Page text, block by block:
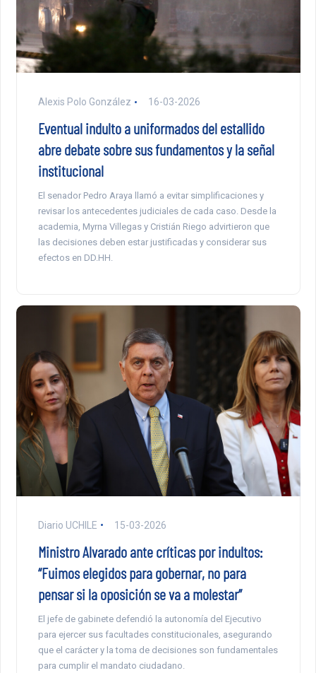
Alexis Polo González 16-03-2026
Eventual indulto a uniformados del estallido
abre debate sobre sus fundamentos y la señal
institucional
El senador Pedro Araya llamó a evitar simplificaciones y
revisar los antecedentes judiciales de cada caso. Desde la
academia, Myrna Villegas y Cristián Riego advirtieron que
las decisiones deben estar justificadas y considerar sus
efectos en DD.HH.
Diario UCHILE 15-03-2026
Ministro Alvarado ante críticas por indultos:
“Fuimos elegidos para gobernar, no para
pensar si la oposición se va a molestar”
El jefe de gabinete defendió la autonomía del Ejecutivo
para ejercer sus facultades constitucionales, asegurando
que el carácter y la toma de decisiones son fundamentales
para cumplir el mandato ciudadano.